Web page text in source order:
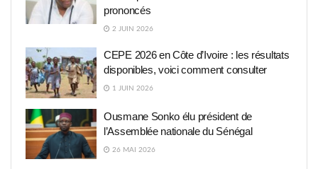
prononcés
2 JUIN 2026
CEPE 2026 en Côte d’Ivoire : les résultats
disponibles, voici comment consulter
1 JUIN 2026
Ousmane Sonko élu président de
l’Assemblée nationale du Sénégal
26 MAI 2026